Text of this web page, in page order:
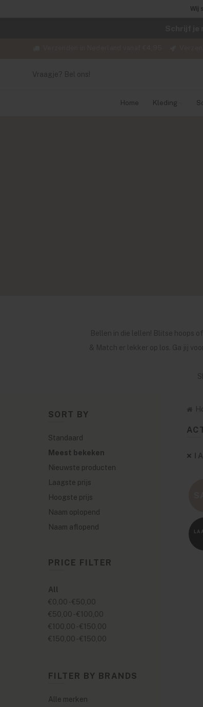
Vraagje? Bel ons!
Home Kleding
Bellen in die lellen! Blitse hoops
& Match er lekker op los. Ga jij
SORT BY
Standaard
Meest bekeken
Nieuwste producten
Laagste prijs
Hoogste prijs
Naam oplopend
Naam aflopend
PRICE FILTER
All
€0,00-€50,00
€50,00-€100,00
€100,00-€150,00
€150,00-€150,00
FILTER BY BRANDS
Alle merken
I
Wij